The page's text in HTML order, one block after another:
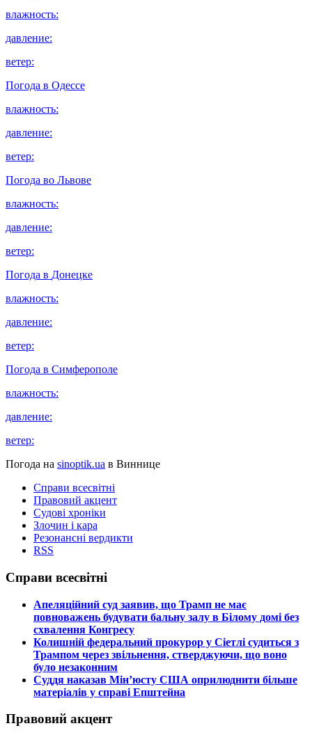
влажность:
давление:
ветер:
Погода в Одессе
влажность:
давление:
ветер:
Погода во Львове
влажность:
давление:
ветер:
Погода в Донецке
влажность:
давление:
ветер:
Погода в Симферополе
влажность:
давление:
ветер:
Погода на sinoptik.ua в Виннице
Справи всесвітні
Правовий акцент
Судові хроніки
Злочин і кара
Резонансні вердикти
RSS
Справи всесвітні
​Апеляційний суд заявив, що Трамп не має
повноважень будувати бальну залу в Білому домі без
схвалення Конгресу
​Колишній федеральний прокурор у Сіетлі судиться з
Трампом через звільнення, стверджуючи, що воно
було незаконним
​Суддя наказав Мін’юсту США оприлюднити більше
матеріалів у справі Епштейна
Правовий акцент